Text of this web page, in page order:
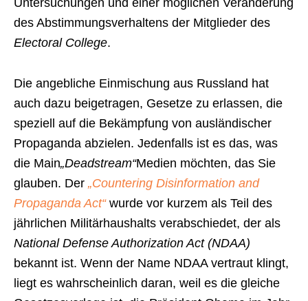
Untersuchungen und einer möglichen Veränderung
des Abstimmungsverhaltens der Mitglieder des
Electoral College.
Die angebliche Einmischung aus Russland hat
auch dazu beigetragen, Gesetze zu erlassen, die
speziell auf die Bekämpfung von ausländischer
Propaganda abzielen. Jedenfalls ist es das, was
die Main„Deadstream“Medien möchten, das Sie
glauben. Der „Countering Disinformation and
Propaganda Act“wurde vor kurzem als Teil des
jährlichen Militärhaushalts verabschiedet, der als
National Defense Authorization Act (NDAA)
bekannt ist. Wenn der Name NDAA vertraut klingt,
liegt es wahrscheinlich daran, weil es die gleiche